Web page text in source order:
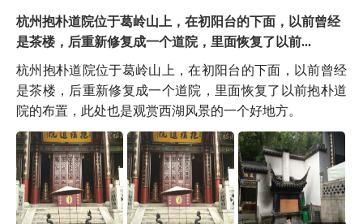
杭州抱朴道院位于葛岭山上，在初阳台的下面，以前曾经
是茶楼，后重新修复成一个道院，里面恢复了以前...
杭州抱朴道院位于葛岭山上，在初阳台的下面，以前曾经
是茶楼，后重新修复成一个道院，里面恢复了以前抱朴道
院的布置，此处也是观赏西湖风景的一个好地方。